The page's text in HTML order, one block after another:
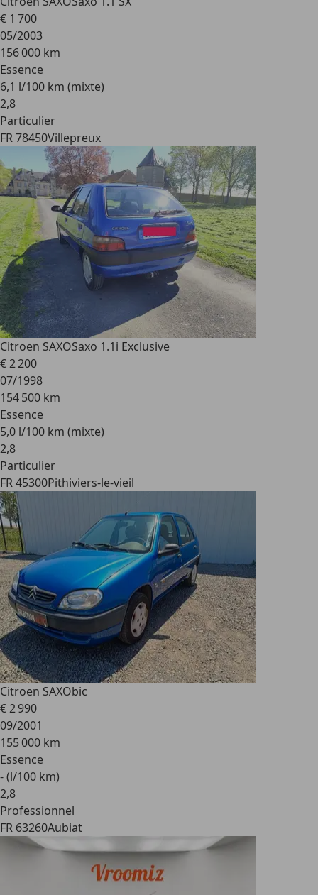
€ 1 700
05/2003
156 000 km
Essence
6,1 l/100 km (mixte)
2,8
Particulier
FR 78450Villepreux
Citroen SAXOSaxo 1.1i Exclusive
€ 2 200
07/1998
154 500 km
Essence
5,0 l/100 km (mixte)
2,8
Particulier
FR 45300Pithiviers-le-vieil
Citroen SAXObic
€ 2 990
09/2001
155 000 km
Essence
- (l/100 km)
2,8
Professionnel
FR 63260Aubiat